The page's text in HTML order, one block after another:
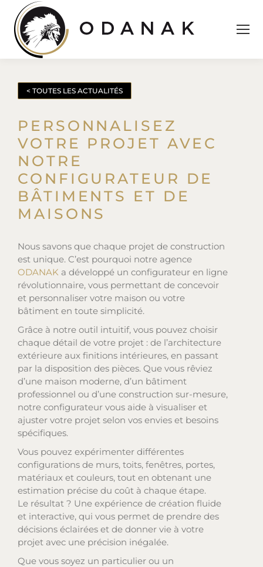
< TOUTES LES ACTUALITÉS
PERSONNALISEZ
VOTRE PROJET AVEC
NOTRE
CONFIGURATEUR DE
BÂTIMENTS ET DE
MAISONS
Nous savons que chaque projet de construction
est unique. C’est pourquoi notre agence
ODANAK a développé un configurateur en ligne
révolutionnaire, vous permettant de concevoir
et personnaliser votre maison ou votre
bâtiment en toute simplicité.
Grâce à notre outil intuitif, vous pouvez choisir
chaque détail de votre projet : de l’architecture
extérieure aux finitions intérieures, en passant
par la disposition des pièces. Que vous rêviez
d’une maison moderne, d’un bâtiment
professionnel ou d’une construction sur-mesure,
notre configurateur vous aide à visualiser et
ajuster votre projet selon vos envies et besoins
spécifiques.
Vous pouvez expérimenter différentes
configurations de murs, toits, fenêtres, portes,
matériaux et couleurs, tout en obtenant une
estimation précise du coût à chaque étape.
Le résultat ? Une expérience de création fluide
et interactive, qui vous permet de prendre des
décisions éclairées et de donner vie à votre
projet avec une précision inégalée.
Que vous soyez un particulier ou un